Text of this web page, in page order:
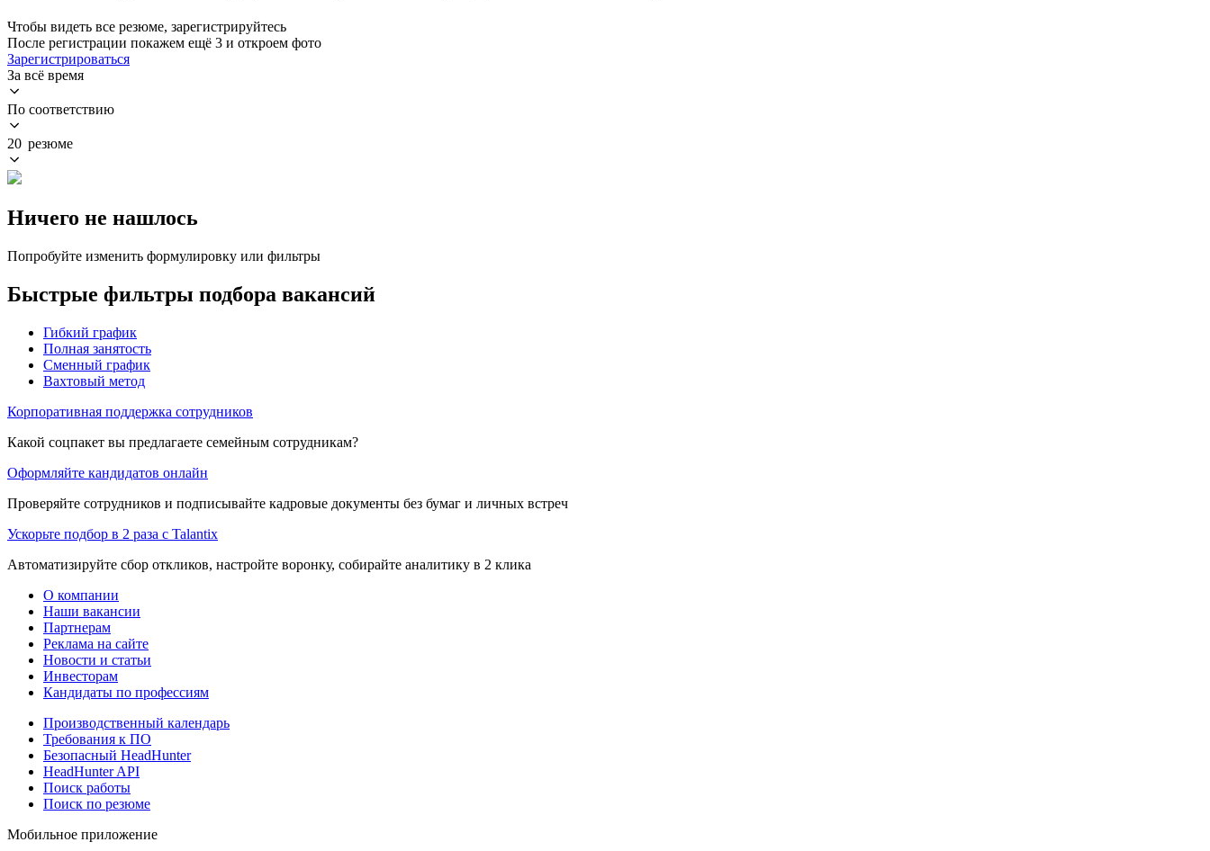
Чтобы видеть все резюме, зарегистрируйтесь
После регистрации покажем ещё 3 и откроем фото
Зарегистрироваться
За всё время
По соответствию
20 резюме
Ничего не нашлось
Попробуйте изменить формулировку или фильтры
Быстрые фильтры подбора вакансий
Гибкий график
Полная занятость
Сменный график
Вахтовый метод
Корпоративная поддержка сотрудников
Какой соцпакет вы предлагаете семейным сотрудникам?
Оформляйте кандидатов онлайн
Проверяйте сотрудников и подписывайте кадровые документы без бумаг и личных встреч
Ускорьте подбор в 2 раза с Talantix
Автоматизируйте сбор откликов, настройте воронку, собирайте аналитику в 2 клика
О компании
Наши вакансии
Партнерам
Реклама на сайте
Новости и статьи
Инвесторам
Кандидаты по профессиям
Производственный календарь
Требования к ПО
Безопасный HeadHunter
HeadHunter API
Поиск работы
Поиск по резюме
Мобильное приложение